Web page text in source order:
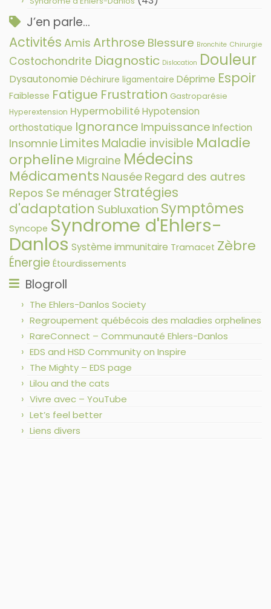
J’en parle…
Activités Amis Arthrose Blessure Bronchite Chirurgie
Costochondrite Diagnostic Dislocation Douleur
Dysautonomie Déchirure ligamentaire Déprime Espoir
Faiblesse Fatigue Frustration Gastroparésie
Hyperextension HypermobilitéHypotension
orthostatique Ignorance ImpuissanceInfection
Insomnie Limites Maladie invisible Maladie
orpheline Migraine Médecins
Médicaments Nausée Regard des autres
Repos Se ménager Stratégies
d'adaptation Subluxation Symptômes
Syncope Syndrome d'Ehlers-
Danlos Système immunitaire Tramacet Zèbre
Énergie Étourdissements
Blogroll
The Ehlers-Danlos Society
Regroupement québécois des maladies orphelines
RareConnect – Communauté Ehlers-Danlos
EDS and HSD Community on Inspire
The Mighty – EDS page
Lilou and the cats
Vivre avec – YouTube
Let’s feel better
Liens divers